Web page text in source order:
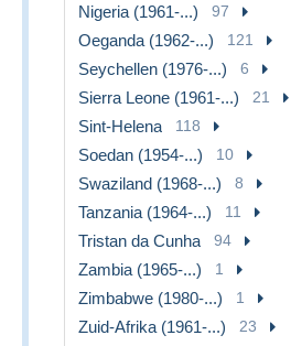
Nigeria (1961-...) 97
Oeganda (1962-...) 121
Seychellen (1976-...) 6
Sierra Leone (1961-...) 21
Sint-Helena 118
Soedan (1954-...) 10
Swaziland (1968-...) 8
Tanzania (1964-...) 11
Tristan da Cunha 94
Zambia (1965-...) 1
Zimbabwe (1980-...) 1
Zuid-Afrika (1961-...) 23